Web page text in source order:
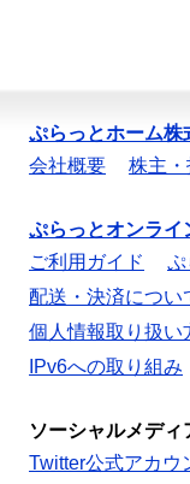
ぷらっとホーム株
会社概要
株主・
ぷらっとオンライ
ご利用ガイド
ぷ
配送・決済につい
個人情報取り扱い
IPv6への取り組み
ソーシャルメディ
Twitter公式アカウ